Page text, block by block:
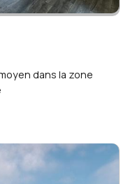
dans la zone